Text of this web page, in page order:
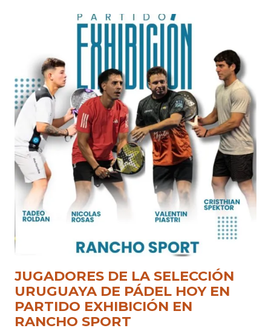
JUGADORES DE LA SELECCIÓN
URUGUAYA DE PÁDEL HOY EN
PARTIDO EXHIBICIÓN EN
RANCHO SPORT